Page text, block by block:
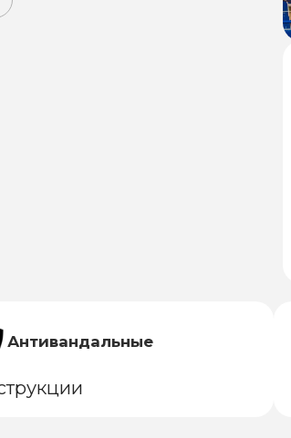
Антивандальные